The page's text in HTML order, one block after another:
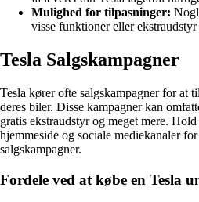
Mulighed for tilpasninger:
visse funktioner eller
Tesla Salgskampagner
Tesla kører ofte salgskampagner for at
deres biler. Disse kampagner kan
gratis ekstraudstyr og meget mere.
hjemmeside og sociale mediekanaler
salgskampagner.
Fordele ved at købe en Tesla